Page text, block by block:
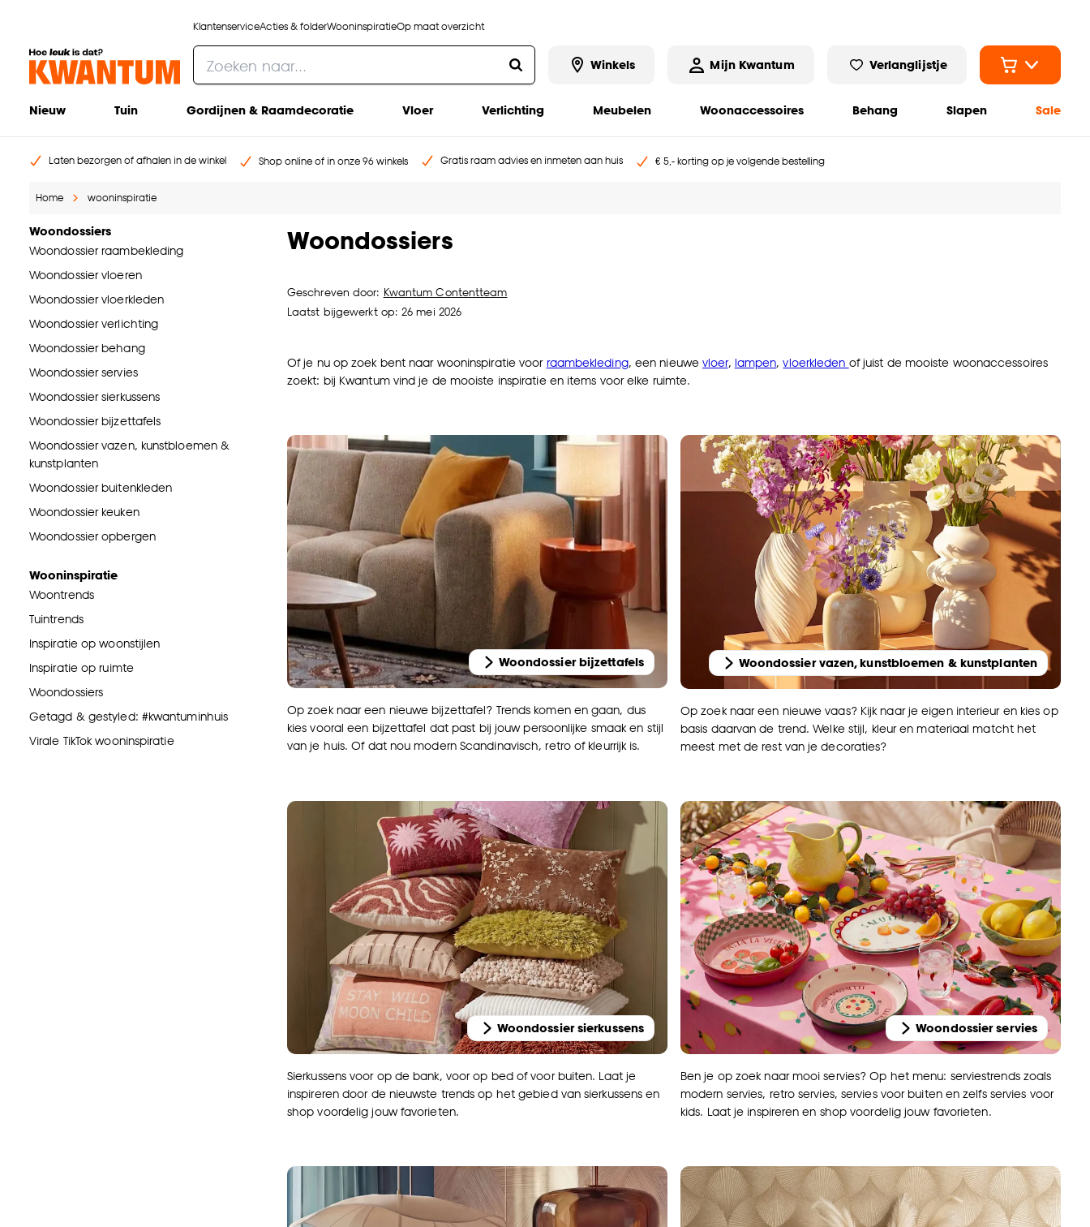
KlantenserviceActies & folderWooninspiratieOp maat overzicht
Winkels Mijn Kwantum Verlanglijstje
Nieuw Tuin Gordijnen & Raamdecoratie Vloer Verlichting Meubelen Woonaccessoires Behang Slapen Sale
Laten bezorgen of afhalen in de winkel Shop online of in onze 96 winkels Gratis raam advies en inmeten aan huis € 5,- korting op je volgende bestelling
Home wooninspiratie
Woondossiers
Woondossier raambekleding
Woondossier vloeren
Woondossier vloerkleden
Woondossier verlichting
Woondossier behang
Woondossier servies
Woondossier sierkussens
Woondossier bijzettafels
Woondossier vazen, kunstbloemen &
kunstplanten
Woondossier buitenkleden
Woondossier keuken
Woondossier opbergen
Wooninspiratie
Woontrends
Tuintrends
Inspiratie op woonstijlen
Inspiratie op ruimte
Woondossiers
Getagd & gestyled: #kwantuminhuis
Virale TikTok wooninspiratie
Woondossiers
Geschreven door: Kwantum Contentteam
Laatst bijgewerkt op: 26 mei 2026
Of je nu op zoek bent naar wooninspiratie voor raambekleding, een nieuwevloer, lampen,vloerkleden of juist de mooiste woonaccessoires
zoekt: bij Kwantum vind je de mooiste inspiratie en items voor elke ruimte.
Woondossier bijzettafels
Op zoek naar een nieuwe bijzettafel? Trends komen en gaan, dus
kies vooral een bijzettafel dat past bij jouw persoonlijke smaak en stijl
van je huis. Of dat nou modern Scandinavisch, retro of kleurrijk is.
Woondossier vazen, kunstbloemen & kunstplanten
Op zoek naar een nieuwe vaas? Kijk naar je eigen interieur en kies op
basis daarvan de trend. Welke stijl, kleur en materiaal matcht het
meest met de rest van je decoraties?
Woondossier sierkussens
Sierkussens voor op de bank, voor op bed of voor buiten. Laat je
inspireren door de nieuwste trends op het gebied van sierkussens en
shop voordelig jouw favorieten.
Woondossier servies
Ben je op zoek naar mooi servies? Op het menu: serviestrends zoals
modern servies, retro servies, servies voor buiten en zelfs servies voor
kids. Laat je inspireren en shop voordelig jouw favorieten.